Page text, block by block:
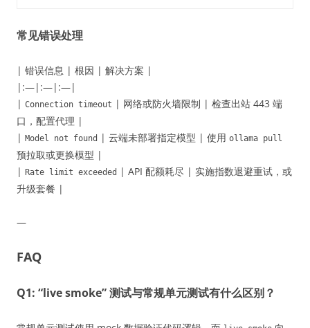
常见错误处理
| 错误信息 | 根因 | 解决方案 |
|:—|:—|:—|
| Connection timeout | 网络或防火墙限制 | 检查出站 443 端
口，配置代理 |
| Model not found | 云端未部署指定模型 | 使用 ollama pull
预拉取或更换模型 |
|
Rate limit exceeded
| API 配额耗尽 | 实施指数退避重试，或
升级套餐 |
—
FAQ
Q1: “live smoke” 测试与常规单元测试有什么区别？